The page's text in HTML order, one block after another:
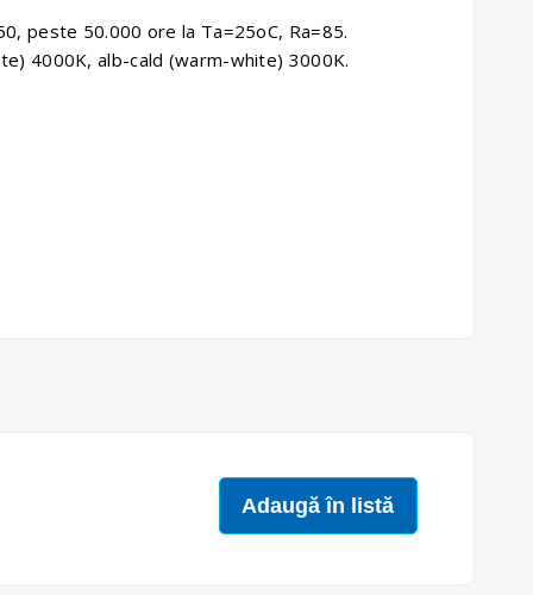
peste 50.000 ore la Ta=25oC, Ra=85.
4000K, alb-cald (warm-white) 3000K.
Adaugă în listă